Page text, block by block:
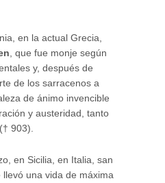
en la actual Grecia,
, que fue monje según
y, después de
de los sarracenos a
de ánimo invencible
y austeridad, tanto
903).
en Sicilia, en Italia, san
llevó una vida de máxima